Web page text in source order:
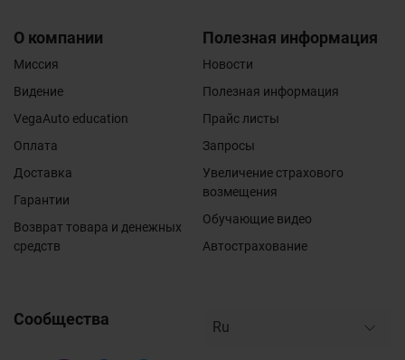
О компании
Миссия
Видение
VegaAuto education
Оплата
Доставка
Гарантии
Возврат товара и денежных
средств
Полезная информация
Новости
Полезная информация
Прайс листы
Запросы
Увеличение страхового
возмещения
Обучающие видео
Автострахование
Сообщества